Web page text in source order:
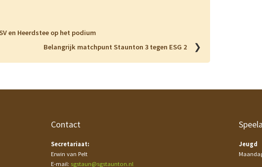
en Heerdstee op het podium
Belangrijk matchpunt Staunton 3 tegen ESG 2
❯
Contact
Secretariaat:
Erwin van Pelt
E-mail: sgstaun@sgstaunton.nl
Jeugd